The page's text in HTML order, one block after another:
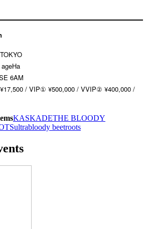
6AM
/ VIP① ¥500,000 / VVIP② ¥400,000 /
KASKADETHE BLOODY
ultrabloody beetroots